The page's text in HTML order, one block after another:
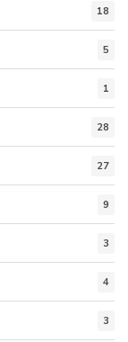
18
5
1
28
27
9
3
4
3